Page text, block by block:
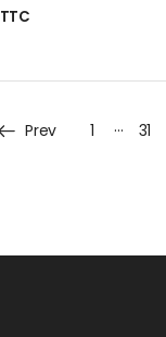
TTC
Prev 1 … 31